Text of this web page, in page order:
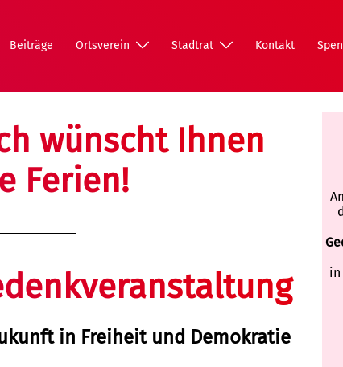
Beiträge Ortsverein Stadtrat Kontakt
wünscht Ihnen
Ferien!
in Freiheit und Demokratie